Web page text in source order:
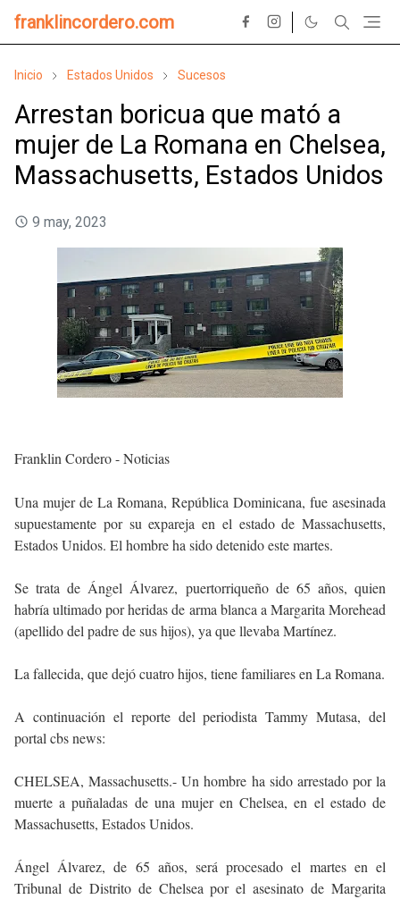
franklincordero.com
Inicio Estados Unidos Sucesos
Arrestan boricua que mató a
mujer de La Romana en Chelsea,
Massachusetts, Estados Unidos
9 may, 2023
Franklin Cordero - Noticias
Una mujer de La Romana, República Dominicana, fue asesinada
supuestamente por su expareja en el estado de Massachusetts,
Estados Unidos. El hombre ha sido detenido este martes.
Se trata de Ángel Álvarez, puertorriqueño de 65 años, quien
habría ultimado por heridas de arma blanca a Margarita Morehead
(apellido del padre de sus hijos), ya que llevaba Martínez.
La fallecida, que dejó cuatro hijos, tiene familiares en La Romana.
A continuación el reporte del periodista Tammy Mutasa, del
portal cbs news:
CHELSEA, Massachusetts.- Un hombre ha sido arrestado por la
muerte a puñaladas de una mujer en Chelsea, en el estado de
Massachusetts, Estados Unidos.
Ángel Álvarez, de 65 años, será procesado el martes en el
Tribunal de Distrito de Chelsea por el asesinato de Margarita